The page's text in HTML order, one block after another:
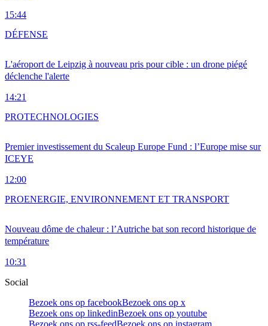
15:44
L'aéroport de Leipzig à nouveau pris pour cible : un drone piégé
déclenche l'alerte
14:21
DÉFENSE
Premier investissement du Scaleup Europe Fund : l’Europe mise sur
ICEYE
12:00
PROTECHNOLOGIES
Nouveau dôme de chaleur : l’Autriche bat son record historique de
température
10:31
PROENERGIE, ENVIRONNEMENT ET TRANSPORT
Social
Bezoek ons op facebookBezoek ons op x
Bezoek ons op linkedinBezoek ons op youtube
Bezoek ons op rss-feedBezoek ons op instagram